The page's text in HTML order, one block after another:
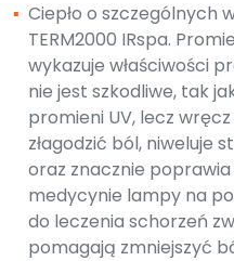
▪ Ciepło o szczególnych
TERM2000 IRspa.
wykazuje właściwości
nie jest szkodliwe, tak
promieni UV, lecz
złagodzić ból, niweluje
oraz znacznie
medycynie lampy na
do leczenia schorzeń
pomagają zmniejszyć